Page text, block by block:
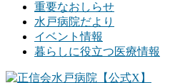
重要なおしらせ
水戸病院だより
イベント情報
暮らしに役立つ医療情報